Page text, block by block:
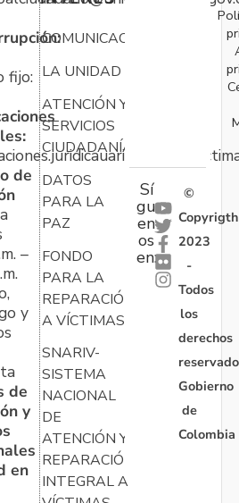
fijo:
de
–
y
de
y
en
COMUNICACIONES
LA UNIDAD
ATENCIÓN Y
SERVICIOS
CIUDADANÍA
DATOS
PARA LA
PAZ
FONDO
PARA LA
REPARACIÓN
A VÍCTIMAS
SNARIV-
SISTEMA
NACIONAL
DE
ATENCIÓN Y
REPARACIÓN
INTEGRAL A
Sí
gu
en
os
en:
©
Copyrigth
2023
-
Todos
los
derechos
Gobierno
de
Colombia